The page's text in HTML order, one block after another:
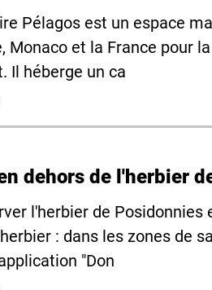
Pélagos est un espace
Monaco et la France pour
Il héberge un ca
dehors de l'herbier
l'herbier de
: dans les zones de
"Don